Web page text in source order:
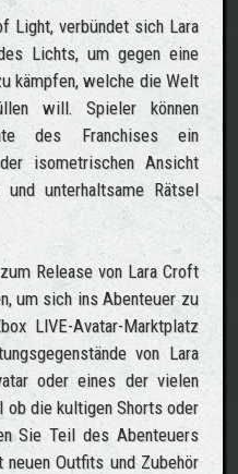
Light, verbündet sich Lara
Lichts, um gegen eine
kämpfen, welche die Welt
will. Spieler können
des Franchises ein
isometrischen Ansicht
unterhaltsame Rätsel
Release von Lara Croft
um sich ins Abenteuer zu
LIVE-Avatar-Marktplatz
von Lara
oder eines der vielen
ob die kultigen Shorts oder
Sie Teil des Abenteuers
Outfits und Zubehör